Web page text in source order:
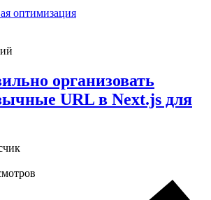
оптимизация
организовать
URL в Next.js для